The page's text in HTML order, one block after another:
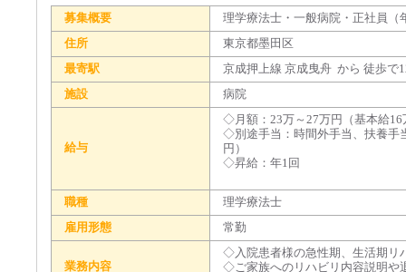
募集概要
理学療法士・一般病院・正社員（
住所
東京都墨田区
最寄駅
京成押上線 京成曳舟 から 徒歩で
施設
病院
給与
◇月額：23万～27万円（基本給16
◇別途手当：時間外手当、扶養手
円）
◇昇給：年1回
職種
理学療法士
雇用形態
常勤
業務内容
◇入院患者様の急性期、生活期リ
◇ご家族へのリハビリ内容説明や